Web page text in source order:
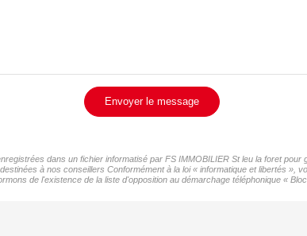
Envoyer le message
dans un fichier informatisé par FS IMMOBILIER St leu la foret
à nos conseillers Conformément à la loi « informatique et libertés
de l'existence de la liste d'opposition au démarchage téléphonique «